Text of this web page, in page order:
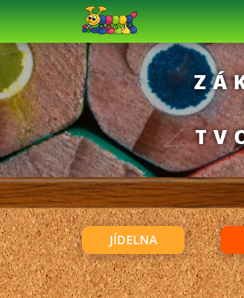
JÍDELNA